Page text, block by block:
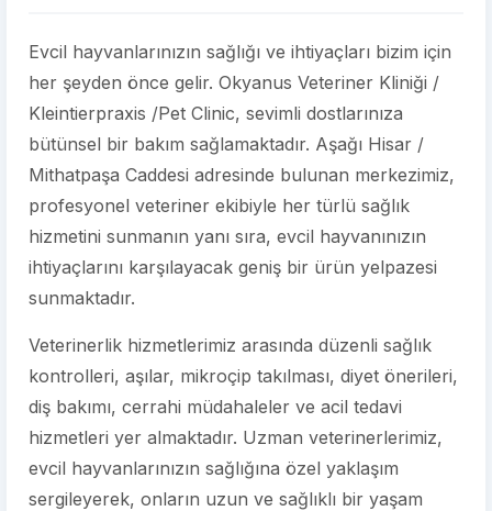
Evcil hayvanlarınızın sağlığı ve ihtiyaçları bizim için
her şeyden önce gelir. Okyanus Veteriner Kliniği /
Kleintierpraxis /Pet Clinic, sevimli dostlarınıza
bütünsel bir bakım sağlamaktadır. Aşağı Hisar /
Mithatpaşa Caddesi adresinde bulunan merkezimiz,
profesyonel veteriner ekibiyle her türlü sağlık
hizmetini sunmanın yanı sıra, evcil hayvanınızın
ihtiyaçlarını karşılayacak geniş bir ürün yelpazesi
sunmaktadır.
Veterinerlik hizmetlerimiz arasında düzenli sağlık
kontrolleri, aşılar, mikroçip takılması, diyet önerileri,
diş bakımı, cerrahi müdahaleler ve acil tedavi
hizmetleri yer almaktadır. Uzman veterinerlerimiz,
evcil hayvanlarınızın sağlığına özel yaklaşım
sergileyerek, onların uzun ve sağlıklı bir yaşam